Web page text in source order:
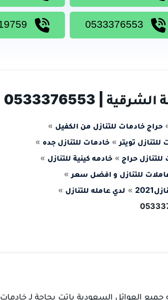
| 0533376553
حراج خادمات للتنازل من الكفيل
للتنازل تويتر
خادمات للتنازل جده
حراج
خادمه كينية للتنازل
للتنازل و افضل سعر
لدي عامله للتنازل
العوائل السعودية باتت بحاجة لـ خادمات